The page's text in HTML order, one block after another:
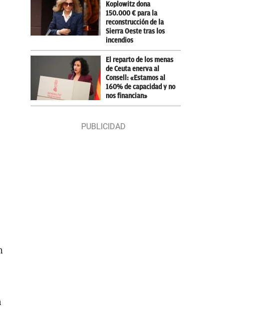
Koplowitz dona
150.000 € para la
reconstrucción de la
Sierra Oeste tras los
incendios
El reparto de los menas
de Ceuta enerva al
Consell: «Estamos al
160% de capacidad y no
nos financian»